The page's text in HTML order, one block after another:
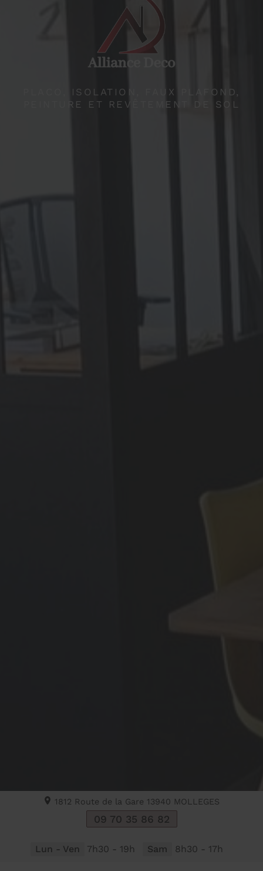
PLACO, ISOLATION, FAUX PLAFOND,
PEINTURE ET REVÊTEMENT DE SOL
1812 Route de la Gare 13940 MOLLEGES
09 70 35 86 82
Lun - Ven 7h30 - 19h Sam 8h30 - 17h